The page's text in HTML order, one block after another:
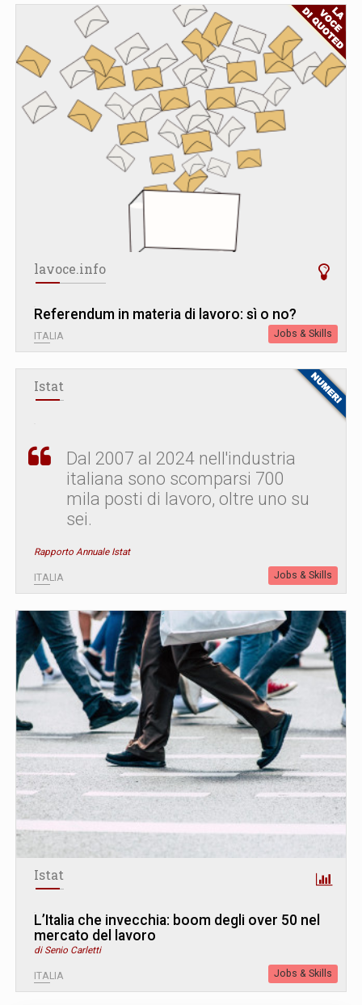
lavoce.info
Referendum in materia di lavoro: sì o no?
ITALIA Jobs & Skills
Istat
Dal 2007 al 2024 nell'industria
italiana sono scomparsi 700
mila posti di lavoro, oltre uno su
sei.
Rapporto Annuale Istat
ITALIA Jobs & Skills
Istat
L’Italia che invecchia: boom degli over 50 nel
mercato del lavoro
di Senio Carletti
ITALIA Jobs & Skills